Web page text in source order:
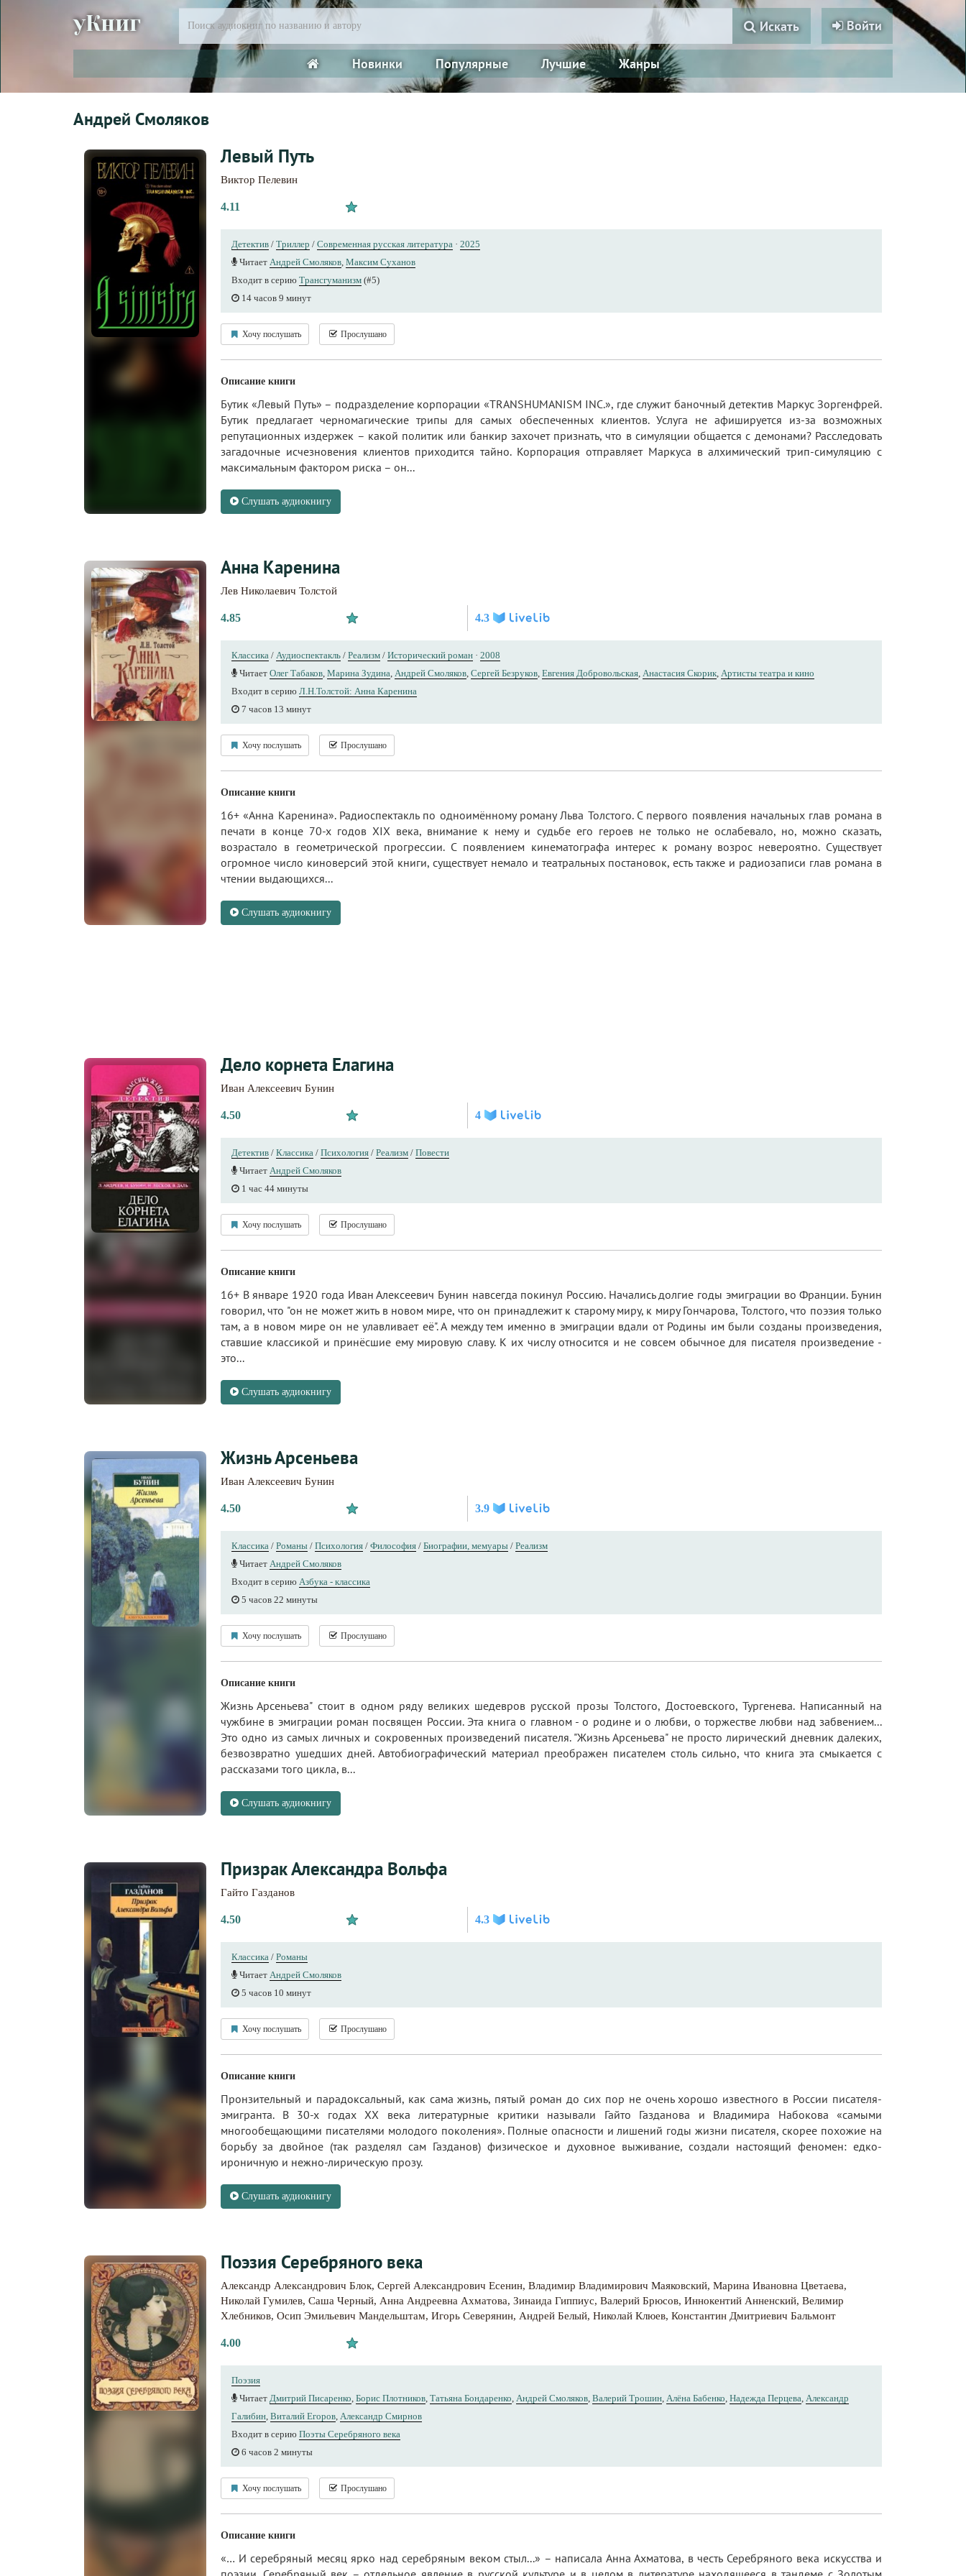
уКниг Войти
Искать
Новинки Популярные Лучшие Жанры
Андрей Смоляков
Левый Путь
Виктор Пелевин
4.11
Детектив / Триллер / Современная русская литература · 2025
Читает Андрей Смоляков, Максим Суханов
Входит в серию Трансгуманизм (#5)
14 часов 9 минут
Хочу послушать Прослушано
Описание книги
Бутик «Левый Путь» – подразделение корпорации «TRANSHUMANISM INC.», где служит баночный детектив Маркус Зоргенфрей.
Бутик предлагает черномагические трипы для самых обеспеченных клиентов. Услуга не афишируется из-за возможных
репутационных издержек – какой политик или банкир захочет признать, что в симуляции общается с демонами? Расследовать
загадочные исчезновения клиентов приходится тайно. Корпорация отправляет Маркуса в алхимический трип-симуляцию с
максимальным фактором риска – он...
Слушать аудиокнигу
Анна Каренина
Лев Николаевич Толстой
4.85 4.3
Классика / Аудиоспектакль / Реализм / Исторический роман · 2008
Читает Олег Табаков, Марина Зудина, Андрей Смоляков, Сергей Безруков, Евгения Добровольская, Анастасия Скорик, Артисты театра и кино
Входит в серию Л.Н.Толстой: Анна Каренина
7 часов 13 минут
Хочу послушать Прослушано
Описание книги
16+ «Анна Каренина». Радиоспектакль по одноимённому роману Льва Толстого. С первого появления начальных глав романа в
печати в конце 70-х годов ХIХ века, внимание к нему и судьбе его героев не только не ослабевало, но, можно сказать,
возрастало в геометрической прогрессии. С появлением кинематографа интерес к роману возрос невероятно. Существует
огромное число киноверсий этой книги, существует немало и театральных постановок, есть также и радиозаписи глав романа в
чтении выдающихся...
Слушать аудиокнигу
Дело корнета Елагина
Иван Алексеевич Бунин
4.50 4
Детектив / Классика / Психология / Реализм / Повести
Читает Андрей Смоляков
1 час 44 минуты
Хочу послушать Прослушано
Описание книги
16+ В январе 1920 года Иван Алексеевич Бунин навсегда покинул Россию. Начались долгие годы эмигpации во Франции. Бунин
говоpил, что "он не может жить в новом миpе, что он пpинадлежит к стаpому миpу, к миpу Гончаpова, Толстого, что поэзия только
там, а в новом миpе он не улавливает её". А между тем именно в эмиграции вдали от Родины им были созданы произведения,
ставшие классикой и принёсшие ему мировую славу. К их числу относится и не совсем обычное для писателя произведение -
это...
Слушать аудиокнигу
Жизнь Арсеньева
Иван Алексеевич Бунин
4.50 3.9
Классика / Романы / Психология / Философия / Биографии, мемуары / Реализм
Читает Андрей Смоляков
Входит в серию Азбука - классика
5 часов 22 минуты
Хочу послушать Прослушано
Описание книги
Жизнь Арсеньева" стоит в одном ряду великих шедевров русской прозы Толстого, Достоевского, Тургенева. Написанный на
чужбине в эмиграции роман посвящен России. Эта книга о главном - о родине и о любви, о торжестве любви над забвением...
Это одно из самых личных и сокровенных произведений писателя. "Жизнь Арсеньева" не просто лирический дневник далеких,
безвозвратно ушедших дней. Автобиографический материал преображен писателем столь сильно, что книга эта смыкается с
рассказами того цикла, в...
Слушать аудиокнигу
Призрак Александра Вольфа
Гайто Газданов
4.50 4.3
Классика / Романы
Читает Андрей Смоляков
5 часов 10 минут
Хочу послушать Прослушано
Описание книги
Пронзительный и парадоксальный, как сама жизнь, пятый роман до сих пор не очень хорошо известного в России писателя-
эмигранта. В 30-х годах XX века литературные критики называли Гайто Газданова и Владимира Набокова «самыми
многообещающими писателями молодого поколения». Полные опасности и лишений годы жизни писателя, скорее похожие на
борьбу за двойное (так разделял сам Газданов) физическое и духовное выживание, создали настоящий феномен: едко-
ироничную и нежно-лирическую прозу.
Слушать аудиокнигу
Поэзия Серебряного века
Александр Александрович Блок, Сергей Александрович Есенин, Владимир Владимирович Маяковский, Марина Ивановна Цветаева,
Николай Гумилев, Саша Черный, Анна Андреевна Ахматова, Зинаида Гиппиус, Валерий Брюсов, Иннокентий Анненский, Велимир
Хлебников, Осип Эмильевич Мандельштам, Игорь Северянин, Андрей Белый, Николай Клюев, Константин Дмитриевич Бальмонт
4.00
Поэзия
Читает Дмитрий Писаренко, Борис Плотников, Татьяна Бондаренко, Андрей Смоляков, Валерий Трошин, Алёна Бабенко, Надежда Перцева, Александр
Галибин, Виталий Егоров, Александр Смирнов
Входит в серию Поэты Серебряного века
6 часов 2 минуты
Хочу послушать Прослушано
Описание книги
«… И серебряный месяц ярко над серебряным веком стыл...» – написала Анна Ахматова, в честь Серебряного века искусства и